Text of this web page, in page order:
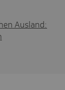
Ausland: